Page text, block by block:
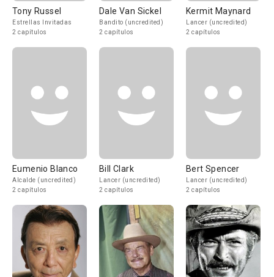
Tony Russel
Estrellas Invitadas
2 capítulos
Dale Van Sickel
Bandito (uncredited)
2 capítulos
Kermit Maynard
Lancer (uncredited)
2 capítulos
Eumenio Blanco
Alcalde (uncredited)
2 capítulos
Bill Clark
Lancer (uncredited)
2 capítulos
Bert Spencer
Lancer (uncredited)
2 capítulos